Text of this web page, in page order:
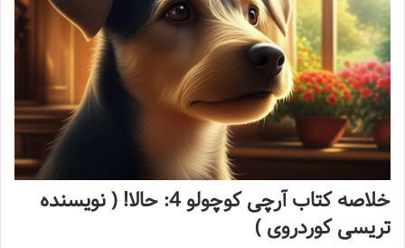
خلاصه کتاب آرچی کوچولو 4: حالا! ( نویسنده
تریسی کوردروی )